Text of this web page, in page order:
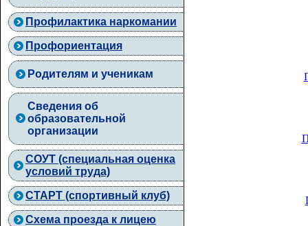
Профилактика наркомании
Профориентация
Родителям и ученикам
Сведения об
образовательной
организации
СОУТ (специальная оценка
условий труда)
СТАРТ (спортивный клуб)
Схема проезда к лицею